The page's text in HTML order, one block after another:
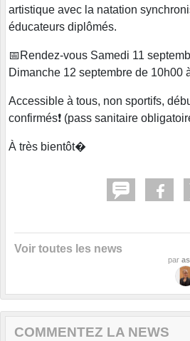
artistique avec la natation
éducateurs diplômés.
📅Rendez-vous Samedi 11
Dimanche 12 septembre de 10h00
Accessible à tous, non sportifs,
confirmés❗️ (pass sanitaire
À très bientôt�
Voir toutes les news
par
COMMENTEZ LA NEWS